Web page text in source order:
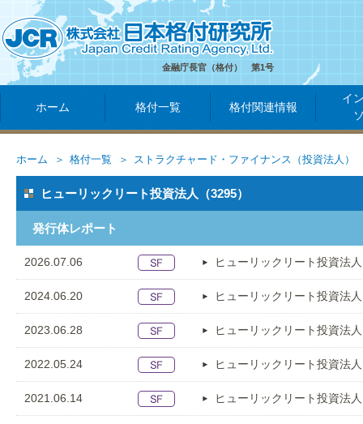
金融庁長官（格付） 第1号
ホーム 格付一覧 格付関連情報
イ
ホーム 格付一覧 ストラクチャード・ファイナンス（投資法人）
ヒューリックリート投資法人（3295）
発行体レポート
2026.07.06 ヒューリックリート投資法人
2024.06.20 ヒューリックリート投資法人
2023.06.28 ヒューリックリート投資法人
2022.05.24 ヒューリックリート投資法人
2021.06.14 ヒューリックリート投資法人